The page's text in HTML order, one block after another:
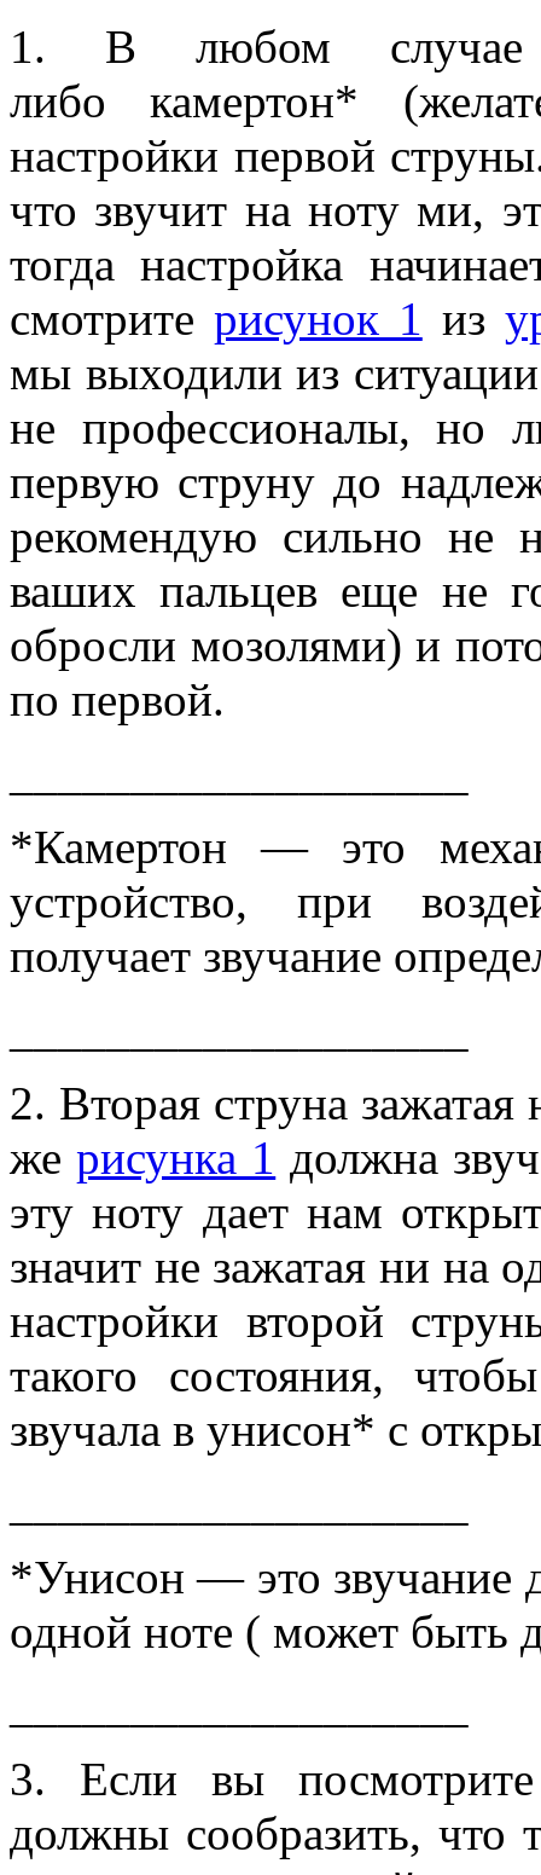
1. В любом случае
либо камертон*
настройки первой
что звучит на ноту ми,
тогда настройка
смотрите рисунок 1 из
мы выходили из
не профессионалы, но
первую струну до
рекомендую сильно не
ваших пальцев еще не
обросли мозолями) и
по первой.
*Камертон — это
устройство, при
получает звучание
2. Вторая струна зажатая
жерисунка 1 должна
эту ноту дает нам
значит не зажатая ни на
настройки второй
такого состояния,
звучала в унисон* с
*Унисон — это звучание
одной ноте ( может быть
3. Если вы
должны сообразить, что